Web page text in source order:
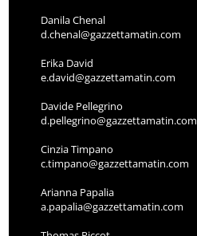
Danila Chenal
d.chenal@gazzettamatin.com
Erika David
e.david@gazzettamatin.com
Davide Pellegrino
d.pellegrino@gazzettamatin.com
Cinzia Timpano
c.timpano@gazzettamatin.com
Arianna Papalia
a.papalia@gazzettamatin.com